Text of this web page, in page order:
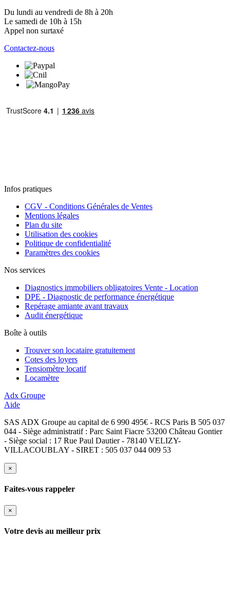
Du lundi au vendredi de 8h à 20h
Le samedi de 10h à 15h
Appel non surtaxé
Contactez-nous
Infos pratiques
CGV - Conditions Générales de Ventes
Mentions légales
Plan du site
Utilisation des cookies
Politique de confidentialité
Paramètres des cookies
Nos services
Diagnostics immobiliers obligatoires Vente - Location
DPE - Diagnostic de performance énergétique
Repérage amiante avant travaux
Audit énergétique
Boîte à outils
Trouver son locataire gratuitement
Cotes des loyers
Tensiomètre locatif
Locamètre
Adx Groupe
Aide
SAS ADX Groupe au capital de 6 990 495€ - RCS Paris B 505 037
044 - Siège administratif : Parc Saint Fiacre 53200 Château Gontier
- Siège social : 17 Rue Paul Dautier - 78140 VELIZY-
VILLACOUBLAY - SIRET : 505 037 044 009 53
×
Faites-vous rappeler
×
Votre devis au meilleur prix